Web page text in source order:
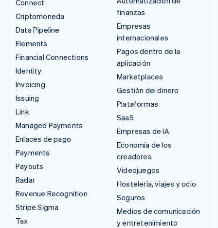
Connect
Criptomoneda
Data Pipeline
Elements
Financial Connections
Identity
Invoicing
Issuing
Link
Managed Payments
Enlaces de pago
Payments
Payouts
Radar
Revenue Recognition
Stripe Sigma
Tax
finanzas
Empresas
internacionales
Pagos dentro de la
aplicación
Marketplaces
Gestión del dinero
Plataformas
SaaS
Empresas de IA
Economía de los
creadores
Videojuegos
Hostelería, viajes y ocio
Seguros
Medios de comunicación
y entretenimiento